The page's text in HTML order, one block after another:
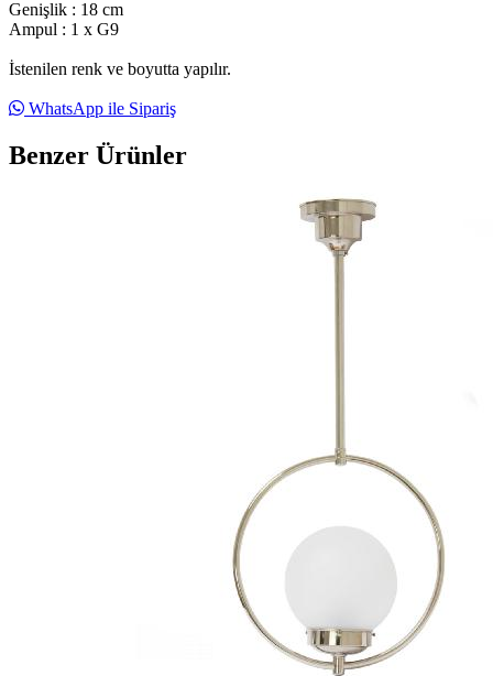
Genişlik : 18 cm
Ampul : 1 x G9
İstenilen renk ve boyutta yapılır.
WhatsApp ile Sipariş
Benzer Ürünler